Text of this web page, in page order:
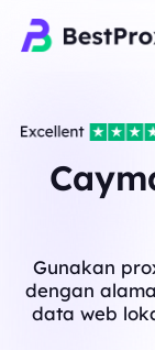
Gunakan
dengan
data web